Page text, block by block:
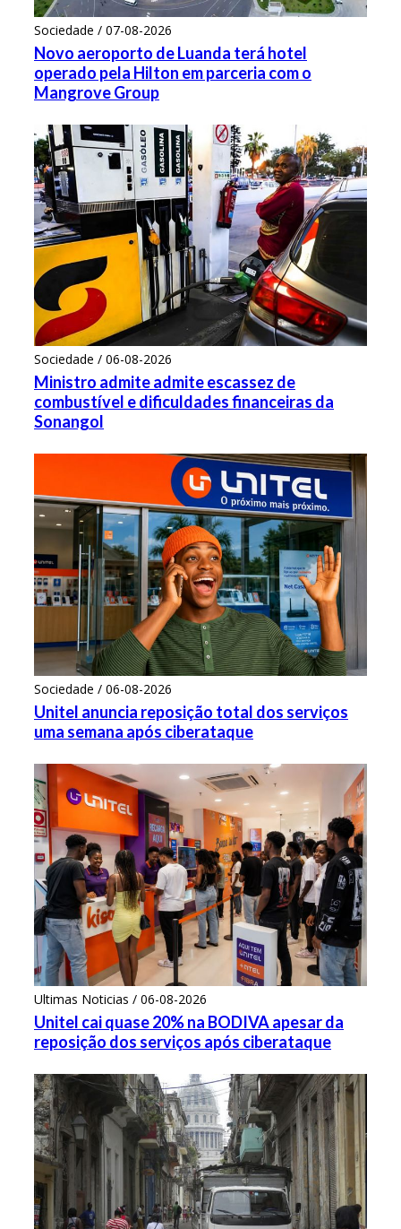
Sociedade / 07-08-2026
Novo aeroporto de Luanda terá hotel
operado pela Hilton em parceria com o
Mangrove Group
Sociedade / 06-08-2026
Ministro admite admite escassez de
combustível e dificuldades financeiras da
Sonangol
Sociedade / 06-08-2026
Unitel anuncia reposição total dos serviços
uma semana após ciberataque
Ultimas Noticias / 06-08-2026
Unitel cai quase 20% na BODIVA apesar da
reposição dos serviços após ciberataque